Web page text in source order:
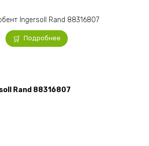
Подробнее
Rand 88316807